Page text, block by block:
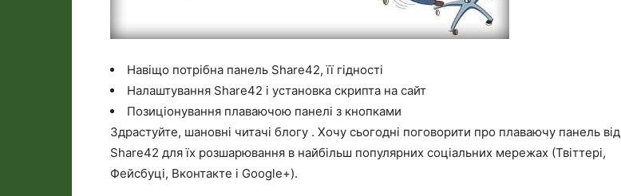
Навіщо потрібна панель Share42, її гідності
Налаштування Share42 і установка скрипта на сайт
Позиціонування плаваючою панелі з кнопками
Здрастуйте, шановні читачі блогу . Хочу сьогодні поговорити про плаваючу панель від
Share42 для їх розшарювання в найбільш популярних соціальних мережах (Твіттері,
Фейсбуці, Вконтакте і Google+).